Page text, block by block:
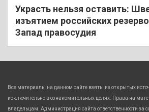
Украсть нельзя оставить:
изъятием российских
Запад правосудия
Все материалы на данном сайте взяты из открытых
исключительно в ознакомительных целях. Права на
владельцам. Администрация сайта ответственности за